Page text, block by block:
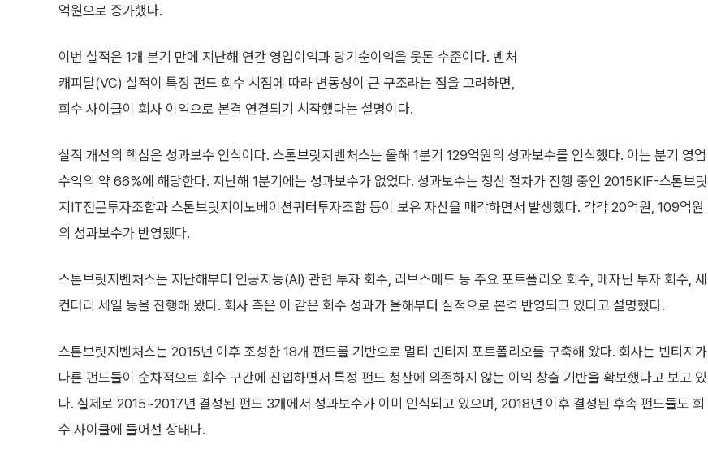
억원으로 증가했다.
이번 실적은 1개 분기 만에 지난해 연간 영업이익과 당기순이익을 웃돈 수준이다. 벤처
캐피탈(VC) 실적이 특정 펀드 회수 시점에 따라 변동성이 큰 구조라는 점을 고려하면,
회수 사이클이 회사 이익으로 본격 연결되기 시작했다는 설명이다.
실적 개선의 핵심은 성과보수 인식이다. 스톤브릿지벤처스는 올해 1분기 129억원의 성과보수를 인식했다. 이는 분기 영업
수익의 약 66%에 해당한다. 지난해 1분기에는 성과보수가 없었다. 성과보수는 청산 절차가 진행 중인 2015KIF-스톤브릿
지IT전문투자조합과 스톤브릿지이노베이션쿼터투자조합 등이 보유 자산을 매각하면서 발생했다. 각각 20억원, 109억원
의 성과보수가 반영됐다.
스톤브릿지벤처스는 지난해부터 인공지능(AI) 관련 투자 회수, 리브스메드 등 주요 포트폴리오 회수, 메자닌 투자 회수, 세
컨더리 세일 등을 진행해 왔다. 회사 측은 이 같은 회수 성과가 올해부터 실적으로 본격 반영되고 있다고 설명했다.
스톤브릿지벤처스는 2015년 이후 조성한 18개 펀드를 기반으로 멀티 빈티지 포트폴리오를 구축해 왔다. 회사는 빈티지가
다른 펀드들이 순차적으로 회수 구간에 진입하면서 특정 펀드 청산에 의존하지 않는 이익 창출 기반을 확보했다고 보고 있
다. 실제로 2015~2017년 결성된 펀드 3개에서 성과보수가 이미 인식되고 있으며, 2018년 이후 결성된 후속 펀드들도 회
수 사이클에 들어선 상태다.